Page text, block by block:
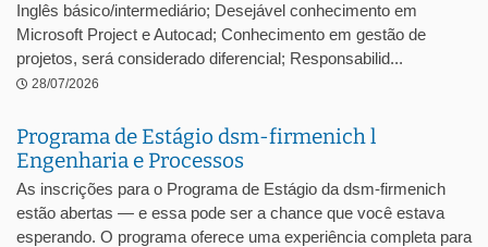
Inglês básico/intermediário; Desejável conhecimento em
Microsoft Project e Autocad; Conhecimento em gestão de
projetos, será considerado diferencial; Responsabilid...
28/07/2026
Programa de Estágio dsm-firmenich l
Engenharia e Processos
As inscrições para o Programa de Estágio da dsm-firmenich
estão abertas — e essa pode ser a chance que você estava
esperando. O programa oferece uma experiência completa para